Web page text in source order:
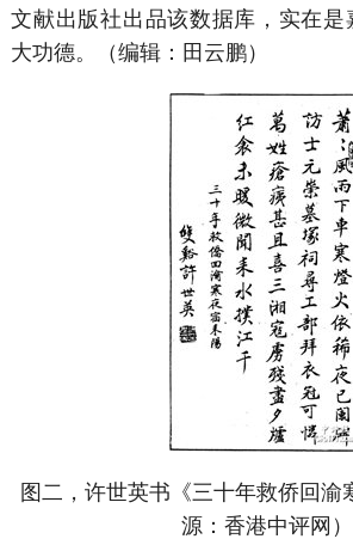
文献出版社出品该数据库，实在是
大功德。（编辑：田云鹏）
图二，许世英书《三十年救侨回渝
源：香港中评网）